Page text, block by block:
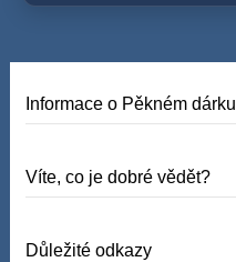
Informace o Pěkném dárku
Víte, co je dobré vědět?
Důležité odkazy